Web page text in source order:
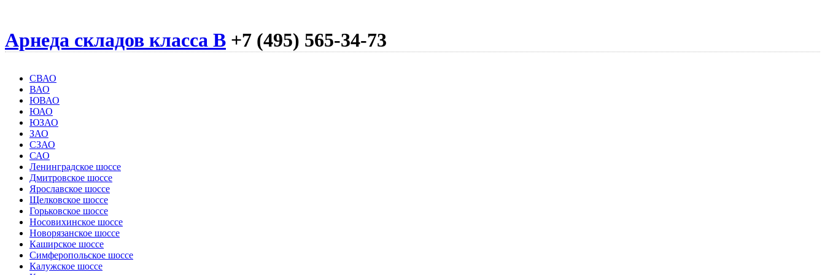
Арнеда складов класса B +7 (495) 565-34-73
СВАО
ВАО
ЮВАО
ЮАО
ЮЗАО
ЗАО
СЗАО
САО
Ленинградское шоссе
Дмитровское шоссе
Ярославское шоссе
Щелковское шоссе
Горьковское шоссе
Носовихинское шоссе
Новорязанское шоссе
Каширское шоссе
Симферопольское шоссе
Калужское шоссе